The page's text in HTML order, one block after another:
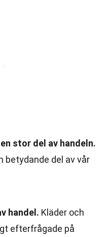
stor del av handeln.
betydande del av vår
handel. Kläder och
efterfrågade på